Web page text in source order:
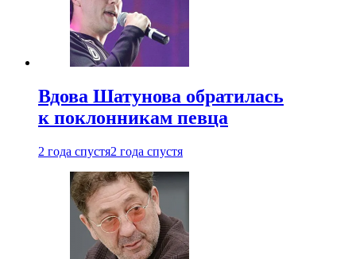
Вдова Шатунова обратилась
к поклонникам певца
2 года спустя2 года спустя